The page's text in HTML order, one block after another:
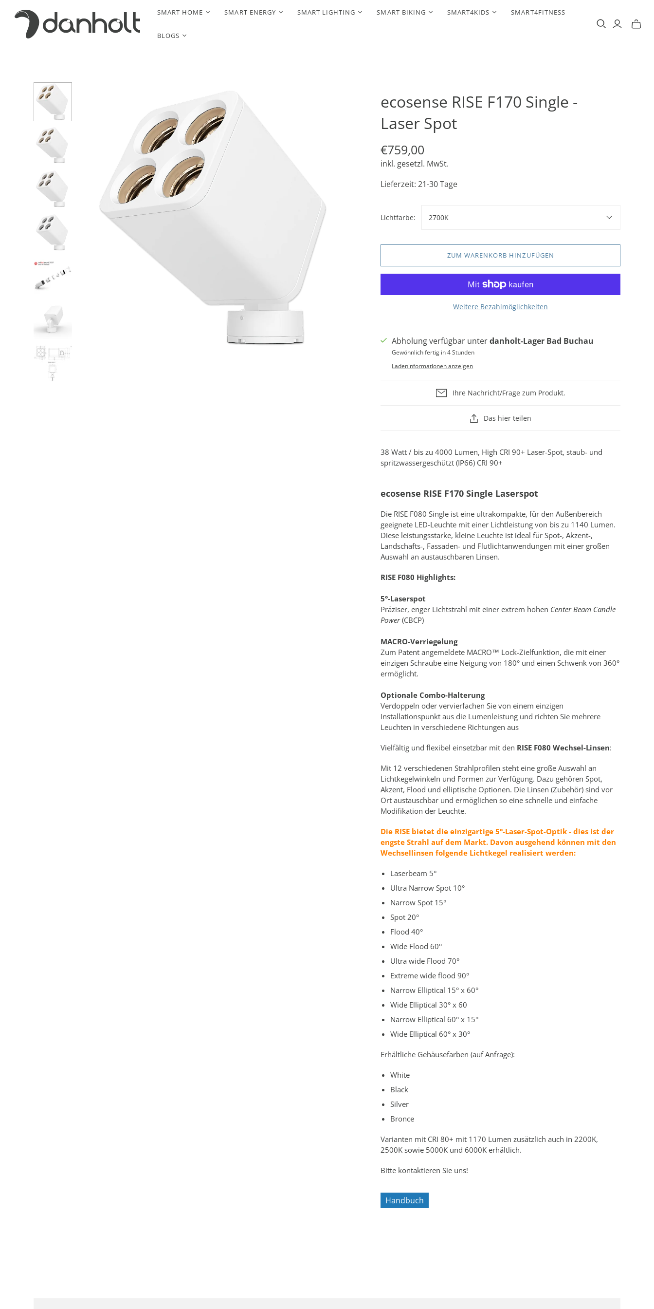
SMART HOME SMART ENERGY SMART LIGHTING SMART BIKING SMART4KIDS SMART4FITNESS
BLOGS
ecosense RISE F170 Single -
Laser Spot
€759,00
inkl. gesetzl. MwSt.
Lieferzeit: 21-30 Tage
Lichtfarbe: 2700K
ZUM WARENKORB HINZUFÜGEN
Weitere Bezahlmöglichkeiten
Abholung verfügbar unterdanholt-Lager Bad Buchau
Gewöhnlich fertig in 4 Stunden
Ladeninformationen anzeigen
Ihre Nachricht/Frage zum Produkt.
Das hier teilen
38 Watt / bis zu 4000 Lumen, High CRI 90+ Laser-Spot, staub- und
spritzwassergeschützt (IP66) CRI 90+
ecosense RISE F170 Single Laserspot
Die RISE F080 Single ist eine ultrakompakte, für den Außenbereich
geeignete LED-Leuchte mit einer Lichtleistung von bis zu 1140 Lumen.
Diese leistungsstarke, kleine Leuchte ist ideal für Spot-, Akzent-,
Landschafts-, Fassaden- und Flutlichtanwendungen mit einer großen
Auswahl an austauschbaren Linsen.
RISE F080 Highlights:
5°-Laserspot
Präziser, enger Lichtstrahl mit einer extrem hohen Center Beam Candle
Power(CBCP)
MACRO-Verriegelung
Zum Patent angemeldete MACRO™ Lock-Zielfunktion, die mit einer
einzigen Schraube eine Neigung von 180° und einen Schwenk von 360°
ermöglicht.
Optionale Combo-Halterung
Verdoppeln oder vervierfachen Sie von einem einzigen
Installationspunkt aus die Lumenleistung und richten Sie mehrere
Leuchten in verschiedene Richtungen aus
Vielfältig und flexibel einsetzbar mit den RISE F080 Wechsel-Linsen:
Mit 12 verschiedenen Strahlprofilen steht eine große Auswahl an
Lichtkegelwinkeln und Formen zur Verfügung. Dazu gehören Spot,
Akzent, Flood und elliptische Optionen. Die Linsen (Zubehör) sind vor
Ort austauschbar und ermöglichen so eine schnelle und einfache
Modifikation der Leuchte.
Die RISE bietet die einzigartige 5°-Laser-Spot-Optik - dies ist der
engste Strahl auf dem Markt. Davon ausgehend können mit den
Wechsellinsen folgende Lichtkegel realisiert werden:
Laserbeam 5°
Ultra Narrow Spot 10°
Narrow Spot 15°
Spot 20°
Flood 40°
Wide Flood 60°
Ultra wide Flood 70°
Extreme wide flood 90°
Narrow Elliptical 15° x 60°
Wide Elliptical 30° x 60
Narrow Elliptical 60° x 15°
Wide Elliptical 60° x 30°
Erhältliche Gehäusefarben (auf Anfrage):
White
Black
Silver
Bronce
Varianten mit CRI 80+ mit 1170 Lumen zusätzlich auch in 2200K,
2500K sowie 5000K und 6000K erhältlich.
Bitte kontaktieren Sie uns!
Handbuch